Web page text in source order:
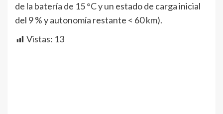
de la batería de 15 °C y un estado de carga inicial
del 9 % y autonomía restante < 60 km).
Vistas: 13